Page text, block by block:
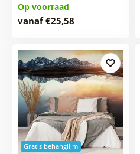
Op voorraad
vanaf €25,58
Gratis behanglijm